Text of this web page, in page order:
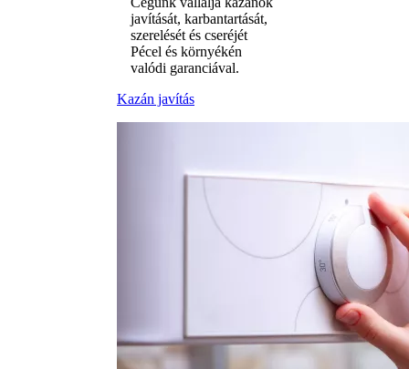
javítását, karbantartását,
szerelését és cseréjét
Pécel és környékén
valódi garanciával.
Kazán javítás